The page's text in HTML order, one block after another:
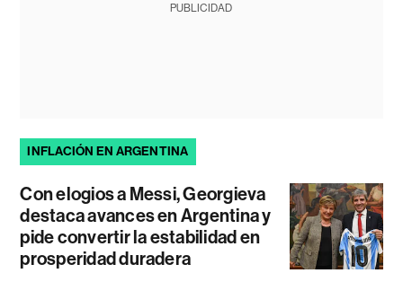
PUBLICIDAD
INFLACIÓN EN ARGENTINA
Con elogios a Messi, Georgieva
destaca avances en Argentina y
pide convertir la estabilidad en
prosperidad duradera